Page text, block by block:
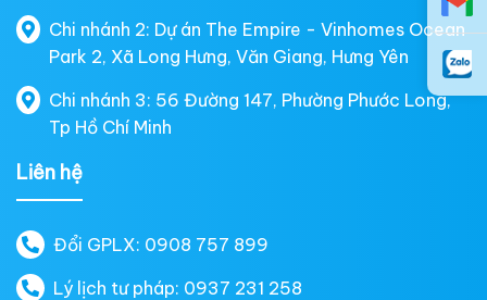
Chi nhánh 2: Dự án The Empire - Vinhomes Ocean
Park 2, Xã Long Hưng, Văn Giang, Hưng Yên
Chi nhánh 3: 56 Đường 147, Phường Phước Long,
Tp Hồ Chí Minh
Liên hệ
Đổi GPLX: 0908 757 899
Lý lịch tư pháp: 0937 231 258